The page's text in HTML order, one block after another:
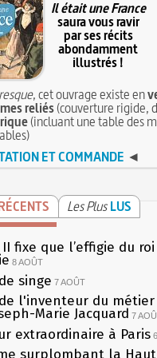
Il était une France
saura vous ravir
par ses récits
abondamment
illustrés !
, cet ouvrage existe en
reliés(couverture rigide,
(incluant une table des
ET COMMANDE ◄
Les Plus LUS
fixe que l’effigie du
8 AOÛT
singe 7 AOÛT
l'inventeur du
Marie Jacquard 7
extraordinaire à Paris
surplombant la